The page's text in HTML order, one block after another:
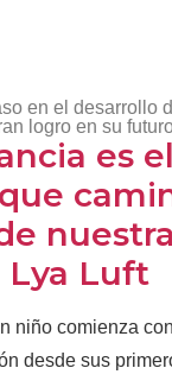
en el desarrollo
logro en su
es
Lya Luft
niño comienza
desde sus